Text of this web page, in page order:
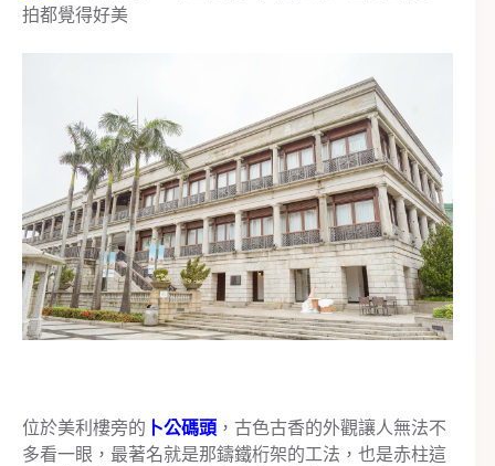
拍都覺得好美
位於美利樓旁的 卜公碼頭 ，古色古香的外觀讓人無法不
多看一眼，最著名就是那鑄鐵桁架的工法，也是赤柱這